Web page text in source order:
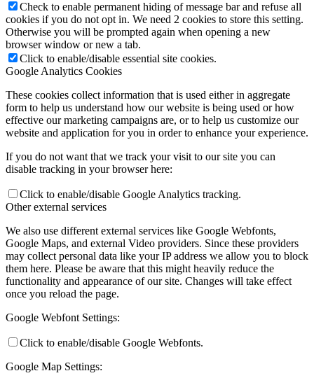
Check to enable permanent hiding of message bar and refuse all
cookies if you do not opt in. We need 2 cookies to store this setting.
Otherwise you will be prompted again when opening a new
browser window or new a tab.
Click to enable/disable essential site cookies.
Google Analytics Cookies
These cookies collect information that is used either in aggregate
form to help us understand how our website is being used or how
effective our marketing campaigns are, or to help us customize our
website and application for you in order to enhance your experience.
If you do not want that we track your visit to our site you can
disable tracking in your browser here:
Click to enable/disable Google Analytics tracking.
Other external services
We also use different external services like Google Webfonts,
Google Maps, and external Video providers. Since these providers
may collect personal data like your IP address we allow you to block
them here. Please be aware that this might heavily reduce the
functionality and appearance of our site. Changes will take effect
once you reload the page.
Google Webfont Settings:
Click to enable/disable Google Webfonts.
Google Map Settings: